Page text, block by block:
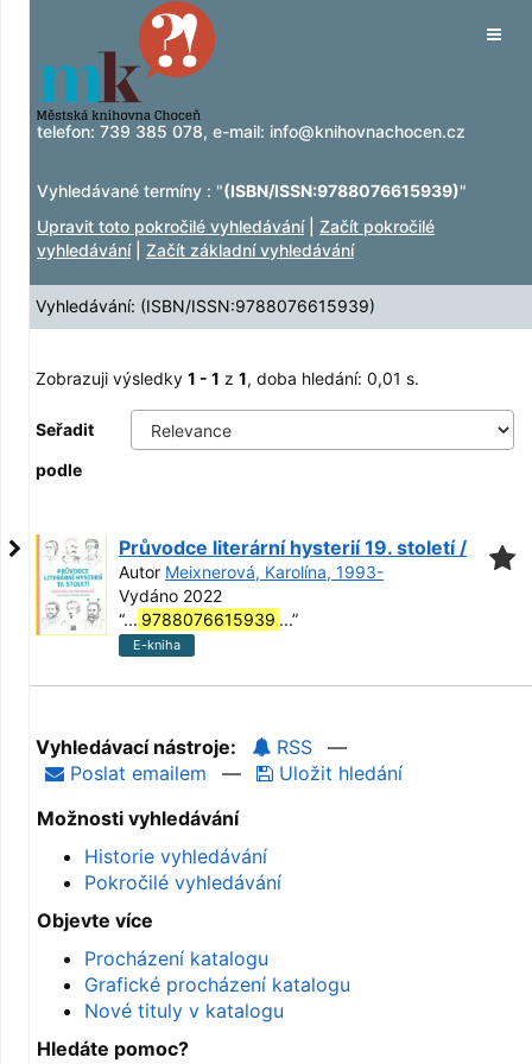
Zobrazuji výsledky1 - 1z
Přeskočit na obsah
telefon: 739 385 078, e-mail: info@knihovnachocen.cz
Vyhledávané termíny : "(ISBN/ISSN:9788076615939)"
Upravit toto pokročilé vyhledávání| Začít pokročilé
vyhledávání| Začít základní vyhledávání
Vyhledávání: (ISBN/ISSN:9788076615939)
Zobrazuji výsledky 1 - 1 z 1, doba hledání: 0,01 s.
Seřadit
podle
Průvodce literární hysterií 19. století /
Autor Meixnerová, Karolína, 1993-
Vydáno 2022
“... 9788076615939 ...”
E-kniha
Vyhledávací nástroje: RSS
—
Poslat emailem
—
Uložit hledání
Možnosti vyhledávání
Historie vyhledávání
Pokročilé vyhledávání
Objevte více
Procházení katalogu
Grafické procházení katalogu
Nové tituly v katalogu
Hledáte pomoc?